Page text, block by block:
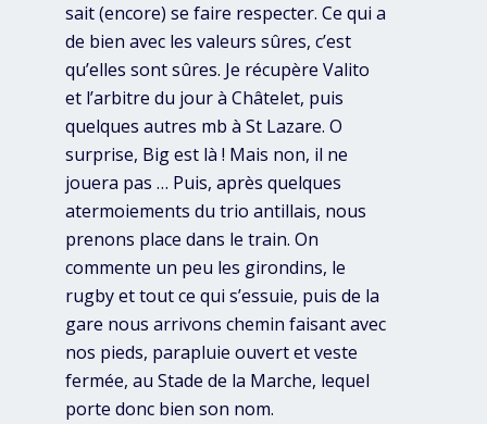
sait (encore) se faire respecter. Ce qui a
de bien avec les valeurs sûres, c’est
qu’elles sont sûres. Je récupère Valito
et l’arbitre du jour à Châtelet, puis
quelques autres mb à St Lazare. O
surprise, Big est là ! Mais non, il ne
jouera pas … Puis, après quelques
atermoiements du trio antillais, nous
prenons place dans le train. On
commente un peu les girondins, le
rugby et tout ce qui s’essuie, puis de la
gare nous arrivons chemin faisant avec
nos pieds, parapluie ouvert et veste
fermée, au Stade de la Marche, lequel
porte donc bien son nom.